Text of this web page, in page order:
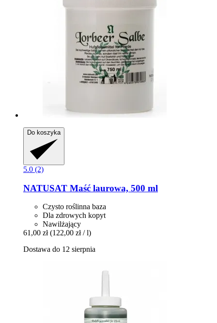
Do koszyka
5.0 (2)
NATUSAT Maść laurowa, 500 ml
Czysto roślinna baza
Dla zdrowych kopyt
Nawilżający
61,00 zł (122,00 zł / l)
Dostawa do 12 sierpnia